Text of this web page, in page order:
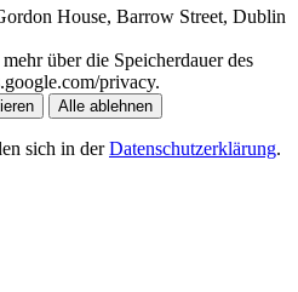
House, Barrow Street, Dublin
über die Speicherdauer des
privacy.
Alle ablehnen
sich in derDatenschutzerklärung.